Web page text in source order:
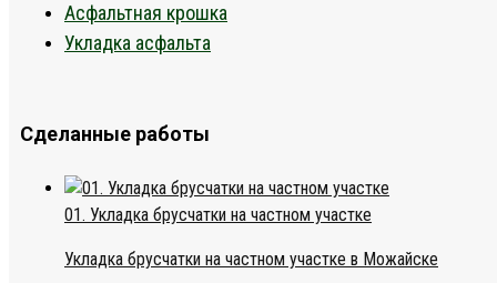
Асфальтная крошка
Укладка асфальта
Сделанные работы
01. Укладка брусчатки на частном участке
Укладка брусчатки на частном участке в Можайске